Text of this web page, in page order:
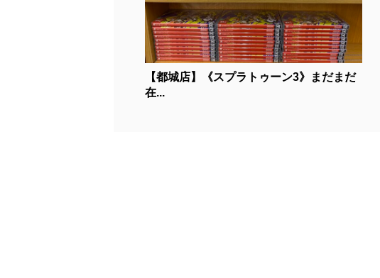
【都城店】《スプラトゥーン3》まだまだ
在...